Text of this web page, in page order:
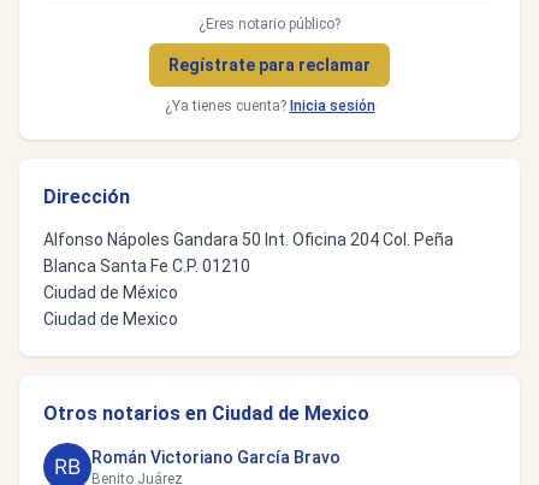
¿Eres notario público?
Regístrate para reclamar
¿Ya tienes cuenta? Inicia sesión
Dirección
Alfonso Nápoles Gandara 50 Int. Oficina 204 Col. Peña
Blanca Santa Fe C.P. 01210
Ciudad de México
Ciudad de Mexico
Otros notarios en Ciudad de Mexico
Román Victoriano García Bravo
Benito Juárez